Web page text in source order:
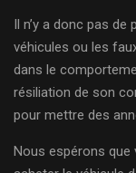
Il n’y a donc pas
véhicules ou les
dans le
résiliation de son
pour mettre des
Nous espérons